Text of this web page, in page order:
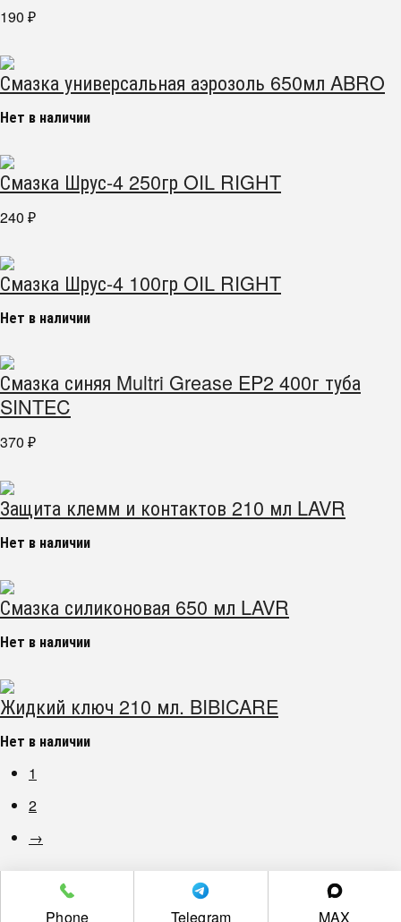
190 ₽
Смазка универсальная аэрозоль 650мл ABRO
Нет в наличии
Смазка Шрус-4 250гр OIL RIGHT
240 ₽
Смазка Шрус-4 100гр OIL RIGHT
Нет в наличии
Смазка синяя Multri Grease EP2 400г туба
SINTEC
370 ₽
Защита клемм и контактов 210 мл LAVR
Нет в наличии
Смазка силиконовая 650 мл LAVR
Нет в наличии
Жидкий ключ 210 мл. BIBICARE
Нет в наличии
1
2
→
г. Челябинск пр. Победы 305Д/1 (2 этаж)
Phone Telegram MAX